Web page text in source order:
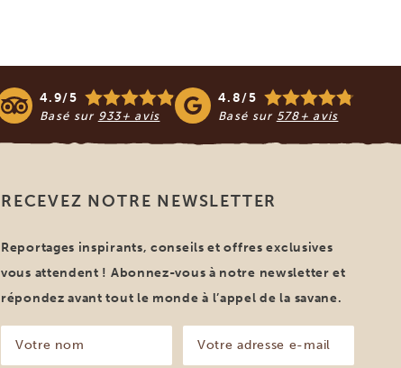
4.9/5
Basé sur 933+ avis
4.8/5
Basé sur 578+ avis
RECEVEZ NOTRE NEWSLETTER
Reportages inspirants, conseils et offres exclusives
vous attendent ! Abonnez-vous à notre newsletter et
répondez avant tout le monde à l’appel de la savane.
nom
adresse